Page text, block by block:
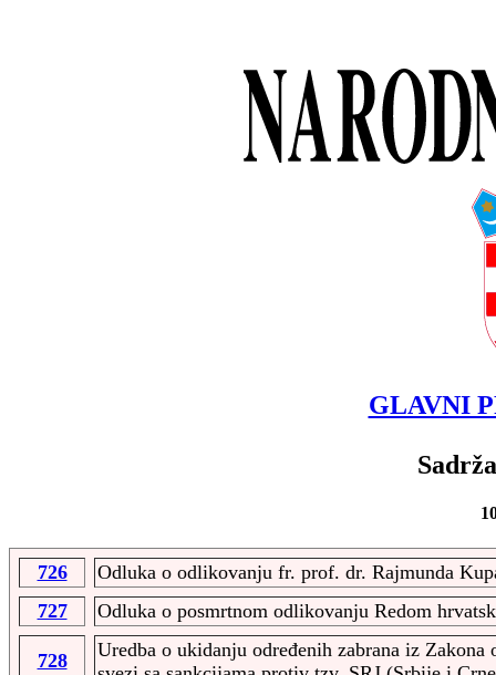
GLAVNI
726
Odluka o odlikovanju fr. prof. dr. Rajmunda
727
Odluka o posmrtnom odlikovanju Redom
728
Uredba o ukidanju određenih zabrana iz